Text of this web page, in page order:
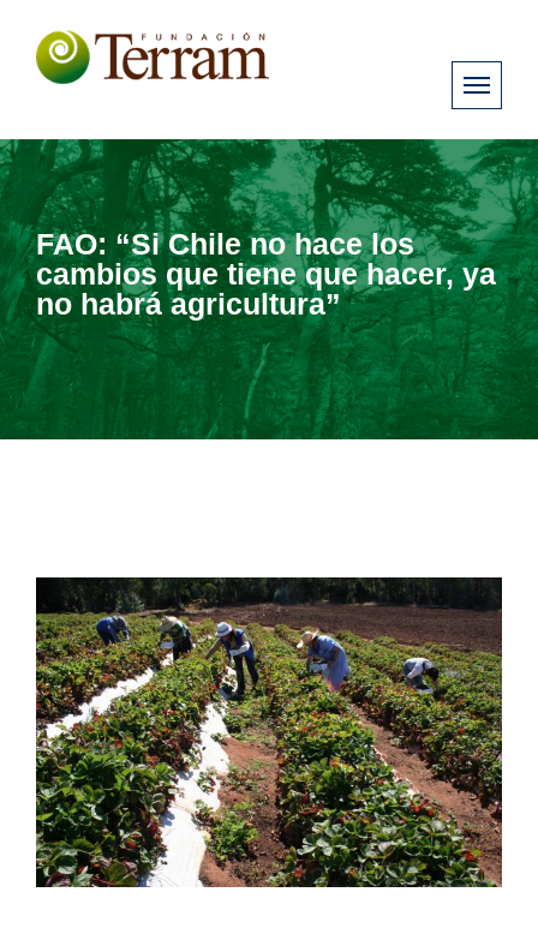
FAO: “Si Chile no hace los
cambios que tiene que hacer, ya
no habrá agricultura”